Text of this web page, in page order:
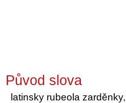
Původ slova
latinsky rubeola